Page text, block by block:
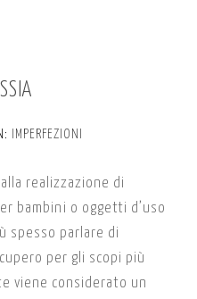
IMPERFEZIONI
realizzazione di
bambini o oggetti d’uso
spesso parlare di
per gli scopi più
viene considerato un